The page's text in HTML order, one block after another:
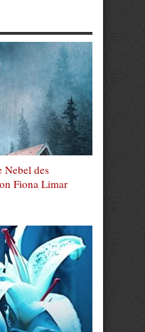
Nebel des
Fiona Limar